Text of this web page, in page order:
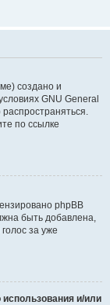
создано и
GNU General
по ссылке
phpBB
быть добавлена,
за уже
использования и/или